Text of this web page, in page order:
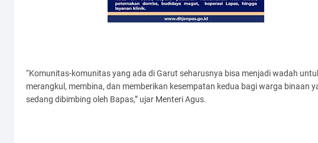
“Komunitas-komunitas yang ada di Garut seharusnya bisa menjadi wadah
merangkul, membina, dan memberikan kesempatan kedua bagi warga binaan
sedang dibimbing oleh Bapas,” ujar Menteri Agus.